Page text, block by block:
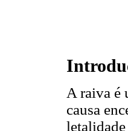
A raiva é
causa